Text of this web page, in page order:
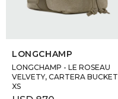
LONGCHAMP
LONGCHAMP - LE ROSEAU
VELVETY, CARTERA BUCKET
XS